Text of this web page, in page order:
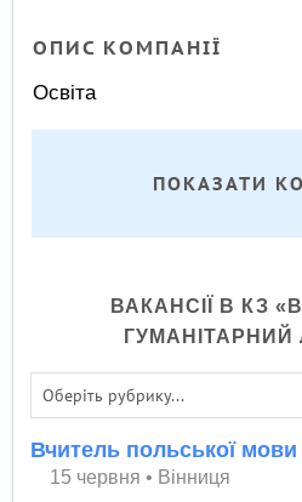
ОПИС КОМПАНІЇ
Освіта
ПОКАЗАТИ
ВАКАНСІЇ В КЗ
ГУМАНІТАРНИЙ
Вчитель польської мови
15 червня • Вінниця